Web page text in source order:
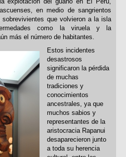
en medio de sangrientos
que volvieron a la isla
como la viruela y la
más el número de habitantes.
Estos incidentes
desastrosos
significaron la pérdida
de muchas
tradiciones y
conocimientos
ancestrales, ya que
muchos sabios y
representantes de la
aristocracia Rapanui
desaparecieron junto
a toda su herencia